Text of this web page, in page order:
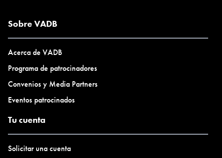
Sobre VADB
Acerca de VADB
Programa de patrocinadores
Convenios y Media Partners
Eventos patrocinados
Tu cuenta
Solicitar una cuenta